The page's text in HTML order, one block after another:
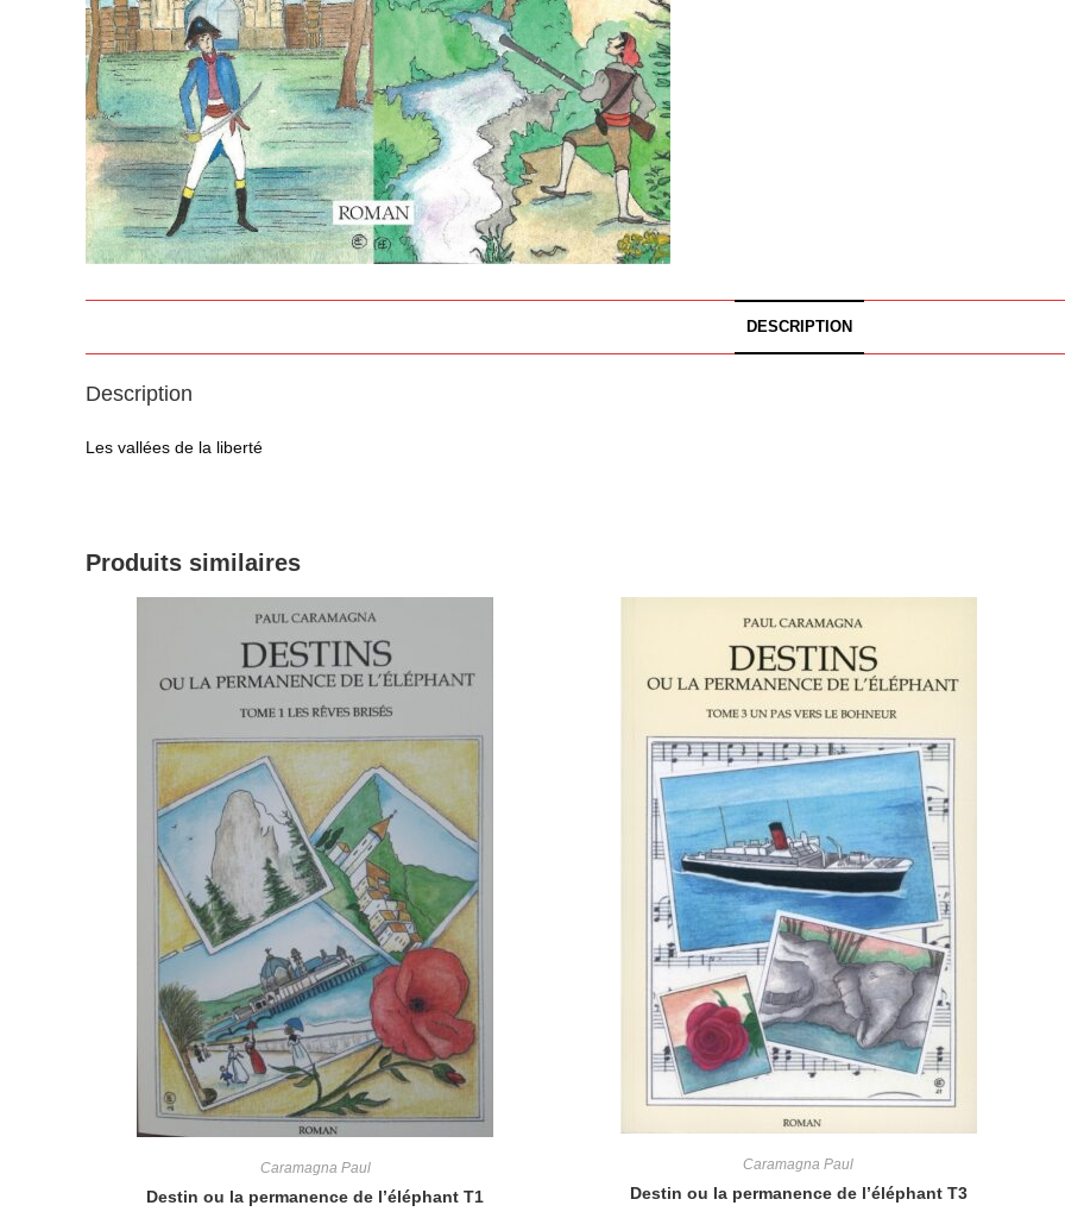
DESCRIPTION
Description
Les vallées de la liberté
Produits similaires
Caramagna Paul
Destin ou la permanence de l’éléphant T1
Caramagna Paul
Destin ou la permanence de l’éléphant T3